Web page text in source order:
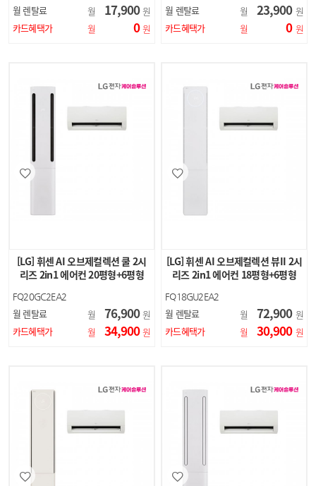
월 렌탈료 월 17,900 원
카드혜택가
월 0 원
월 렌탈료 월 23,900 원
카드혜택가
월 0 원
[LG] 휘센 AI 오브제컬렉션 쿨 2시
리즈 2in1 에어컨 20평형+6평형
FQ20GC2EA2
월 렌탈료 월 76,900 원
카드혜택가
월 34,900 원
[LG] 휘센 AI 오브제컬렉션 뷰II 2시
리즈 2in1 에어컨 18평형+6평형
FQ18GU2EA2
월 렌탈료 월 72,900 원
카드혜택가
월 30,900 원